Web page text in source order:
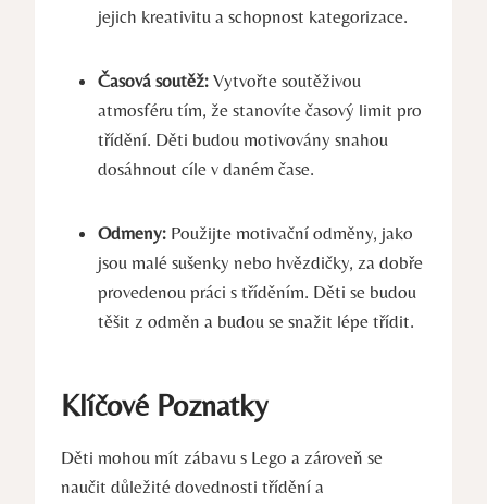
jejich kreativitu ‍a ⁢schopnost kategorizace.
Časová soutěž: ​Vytvořte soutěživou
atmosféru tím,⁢ že stanovíte časový limit ⁤pro
třídění. Děti budou​ motivovány snahou
dosáhnout cíle ⁢v daném čase.
Odmeny: ‍Použijte motivační odměny, ‍jako
⁢jsou malé⁢ sušenky ‍nebo‍ hvězdičky, za dobře
‍provedenou práci s tříděním. Děti se budou
těšit z odměn a budou‌ se snažit lépe ‌třídit.
Klíčové Poznatky
Děti mohou mít​ zábavu s Lego a zároveň ‍se
naučit důležité dovednosti třídění a